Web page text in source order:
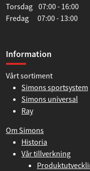
Torsdag 07:00 - 16:00
Fredag 07:00 - 13:00
Information
Vårt sortiment
Simons sportsystem
Simons universal
Ray
Om Simons
Historia
Vår tillverkning